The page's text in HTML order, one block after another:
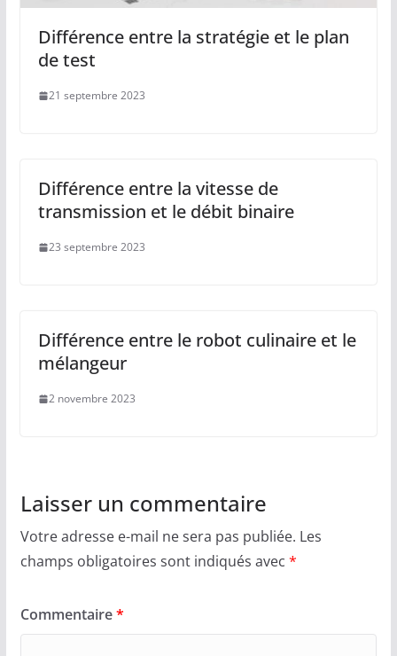
Différence entre la stratégie et le plan
de test
21 septembre 2023
Différence entre la vitesse de
transmission et le débit binaire
23 septembre 2023
Différence entre le robot culinaire et le
mélangeur
2 novembre 2023
Laisser un commentaire
Votre adresse e-mail ne sera pas publiée. Les
champs obligatoires sont indiqués avec *
Commentaire*